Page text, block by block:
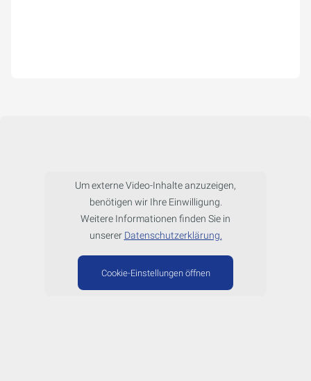
Um externe Video-Inhalte anzuzeigen,
benötigen wir Ihre Einwilligung.
Weitere Informationen finden Sie in
unserer Datenschutzerklärung.
Cookie-Einstellungen öffnen